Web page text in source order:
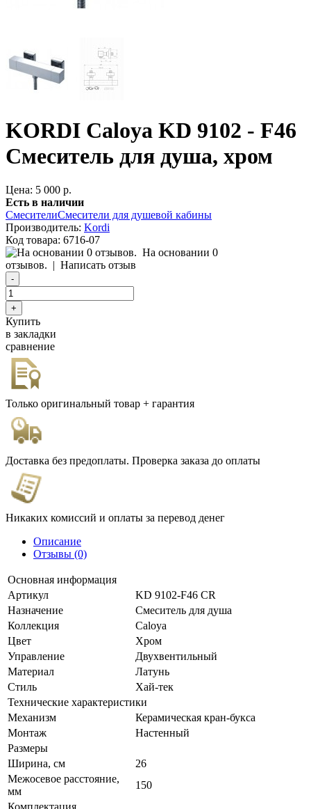
KORDI Caloya KD 9102 - F46
Смеситель для душа, хром
Цена: 5 000 р.
Есть в наличии
СмесителиСмесители для душевой кабины
Производитель: Kordi
Код товара: 6716-07
На основании 0
отзывов. | Написать отзыв
Купить
в закладки
сравнение
Только оригинальный товар + гарантия
Доставка без предоплаты. Проверка заказа до оплаты
Никаких комиссий и оплаты за перевод денег
Описание
Отзывы (0)
Основная информация
Артикул
KD 9102-F46 CR
Назначение
Смеситель для душа
Коллекция
Caloya
Цвет
Хром
Управление
Двухвентильный
Материал
Латунь
Стиль
Хай-тек
Технические характеристики
Механизм
Керамическая кран-букса
Монтаж
Настенный
Размеры
Ширина, см
26
Межосевое расстояние,
мм
150